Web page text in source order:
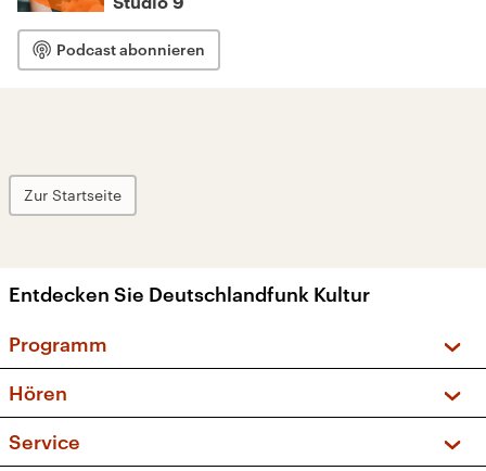
Podcast abonnieren
Zur Startseite
Entdecken Sie Deutschlandfunk Kultur
Programm
Sendungen und Podcasts
Musikliste
Hören
Service